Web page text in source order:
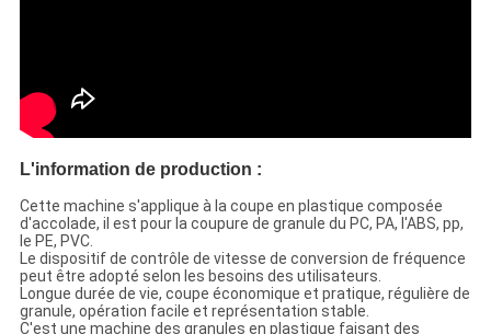
L'information de production :
Cette machine s'applique à la coupe en plastique composée
d'accolade, il est pour la coupure de granule du PC, PA, l'ABS, pp,
le PE, PVC.
Le dispositif de contrôle de vitesse de conversion de fréquence
peut être adopté selon les besoins des utilisateurs.
Longue durée de vie, coupe économique et pratique, régulière de
granule, opération facile et représentation stable.
C'est une machine des granules en plastique faisant des